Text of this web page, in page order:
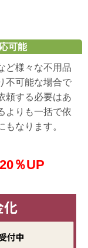
可能
ど様々な不用品
不可能な場合で
頼する必要はあ
よりも一括で依
なります。
％UP